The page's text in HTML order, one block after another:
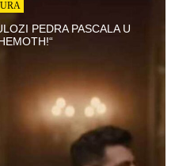
PEDRA PASCALA U